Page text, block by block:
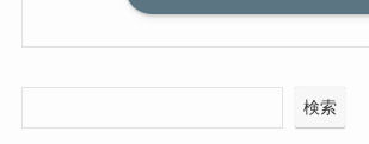
検索